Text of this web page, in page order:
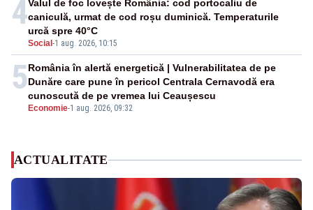
4
Social -1 aug. 2026, 10:15
Valul de foc lovește România: cod portocaliu de
caniculă, urmat de cod roșu duminică. Temperaturile
urcă spre 40°C
5
Economie-1 aug. 2026, 09:32
România în alertă energetică | Vulnerabilitatea de pe
Dunăre care pune în pericol Centrala Cernavodă era
cunoscută de pe vremea lui Ceaușescu
ACTUALITATE